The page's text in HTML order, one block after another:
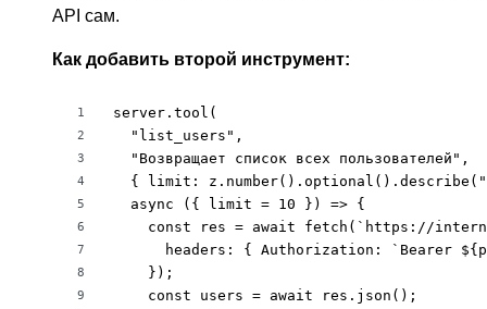
API сам.
Как добавить второй инструмент:
1
2
3
4
5
6
7
8
9
server.tool(
  "list_users",
  "Возвращает список всех пользователей",
{ limit:
  async ({ limit = 10 }) => {
const res = await fetch(`https://
headers: { Authorization: `Bearer
    });
    const users = await res.json();